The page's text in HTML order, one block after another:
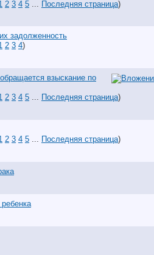
2 3 4 5 Последняя страница)
задолженность
2 3 4)
взыскание по
2 3 4 5 ... Последняя страница)
2 3 4 5 ... Последняя страница)